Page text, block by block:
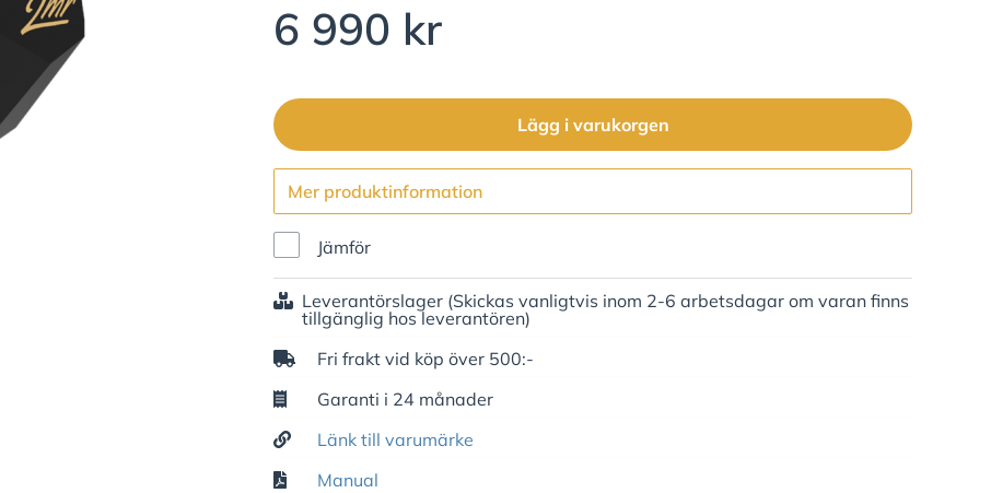
6 990 kr
Lägg i varukorgen
Mer produktinformation
Jämför
Leverantörslager (Skickas vanligtvis inom 2-6 arbetsdagar om varan finns
tillgänglig hos leverantören)
Fri frakt vid köp över 500:-
Garanti i 24 månader
Länk till varumärke
Manual